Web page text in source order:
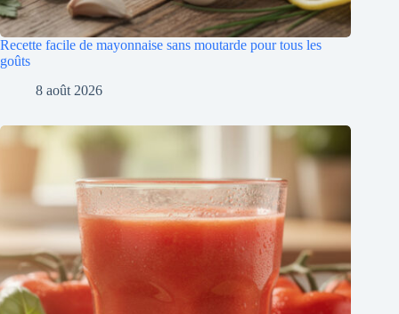
Recette facile de mayonnaise sans moutarde pour tous les
goûts
8 août 2026